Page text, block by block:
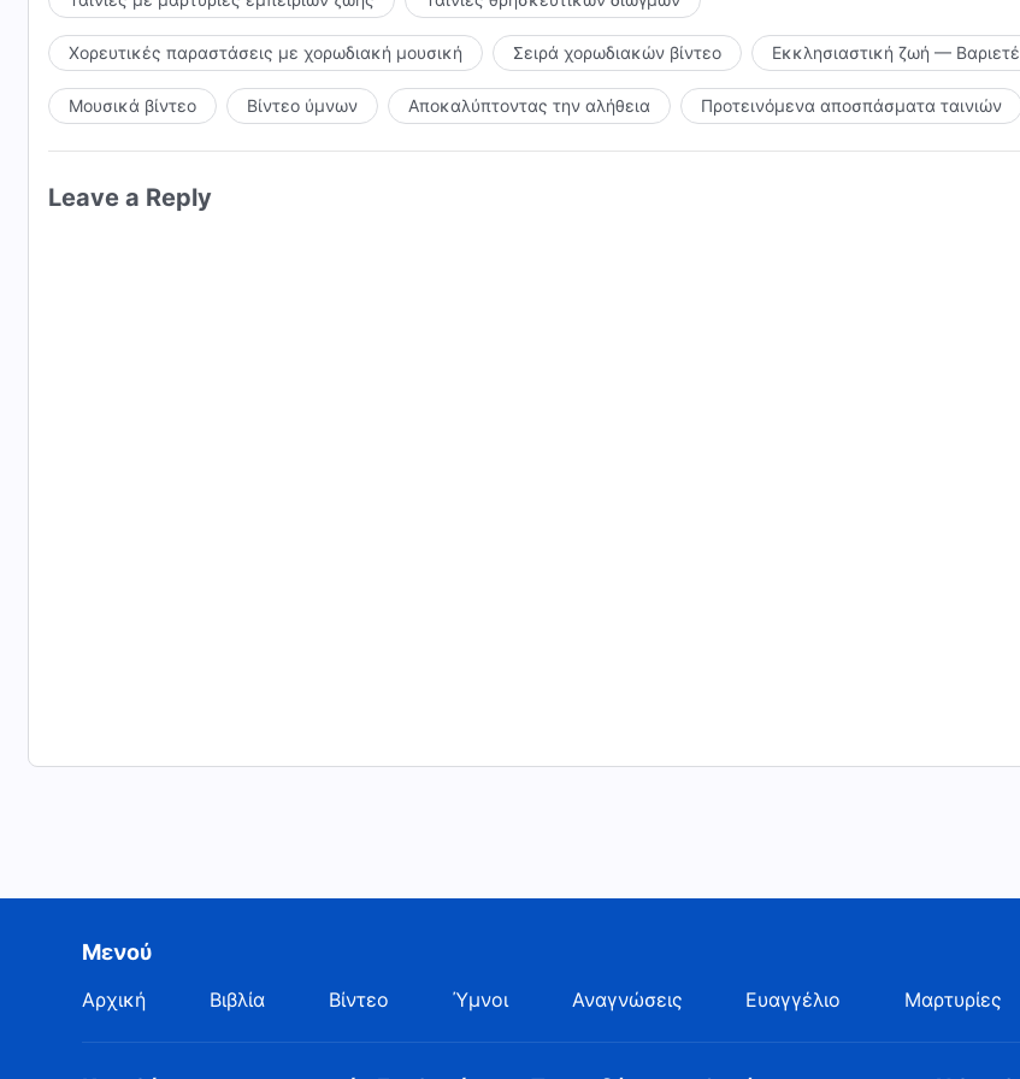
Χορευτικές παραστάσεις με χορωδιακή μουσική Σειρά χορωδιακών βίντεο Εκκλησιαστική ζωή — Βαριετέ
Μουσικά βίντεο Βίντεο ύμνων Αποκαλύπτοντας την αλήθεια Προτεινόμενα αποσπάσματα ταινιών
Leave a Reply
Μενού
Αρχική Βιβλία Βίντεο Ύμνοι Αναγνώσεις Ευαγγέλιο Μαρτυρίες